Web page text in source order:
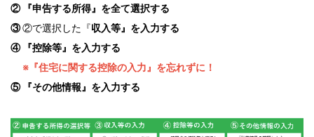
② 『申告する所得』を全て選択する
③②で選択した『収入等』を入力する
④ 『控除等』を入力する
※『住宅に関する控除の入力』を忘れずに！
⑤ 『その他情報』を入力する